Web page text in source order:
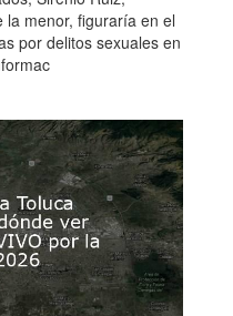
menor, figuraría en el
por delitos sexuales en